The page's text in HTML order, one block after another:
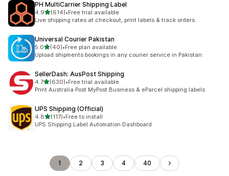
PH MultiCarrier Shipping Label
4.95つ星中
(614)
合計レビュー数：614件
•Free trial available
Live shipping rates at checkout, print labels & track orders.
Universal Courier Pakistan
5.05つ星中
(40)
合計レビュー数：40件
•Free plan available
Upload shipments bookings in any courier service in Pakistan.
SellerDash: AusPost Shipping
4.75つ星中
(630)
合計レビュー数：630件
•Free trial available
Print Australia Post MyPost Business & eParcel shipping labels
UPS Shipping (Official)
4.85つ星中
(117)
合計レビュー数：117件
•Free to install
UPS Shipping Label Automation Dashboard
1 2 3 4 40